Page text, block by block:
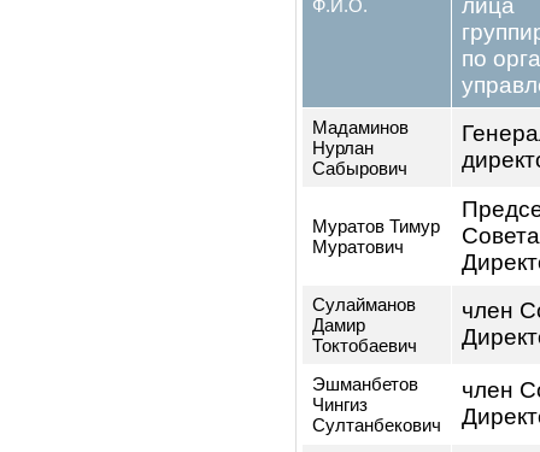
Юридические лица
2.6.
Эмитента,